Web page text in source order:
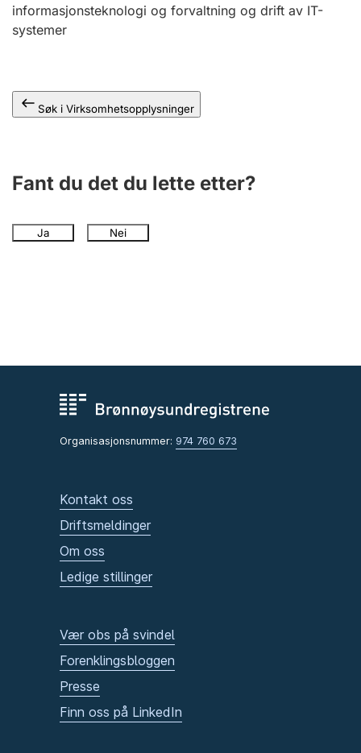
informasjonsteknologi og forvaltning og drift av IT-
systemer
Søk i Virksomhetsopplysninger
Fant du det du lette etter?
Ja Nei
Organisasjonsnummer: 974 760 673
Kontakt oss
Driftsmeldinger
Om oss
Ledige stillinger
Vær obs på svindel
Forenklingsbloggen
Presse
Finn oss på LinkedIn